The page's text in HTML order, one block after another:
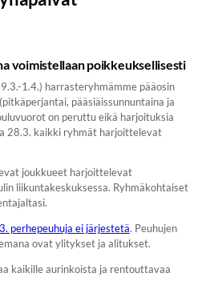
voimistellaan poikkeuksellisesti
1.4.) harrasteryhmämme pääosin
pääsiäissunnuntaina ja
on peruttu eikä harjoituksia
28.3. kaikki ryhmät harjoittelevat
joukkueet harjoittelevat
liikuntakeskuksessa. Ryhmäkohtaiset
perhepeuhuja ei järjestetä. Peuhujen
ovat ylitykset ja alitukset.
kaikille aurinkoista ja rentouttavaa